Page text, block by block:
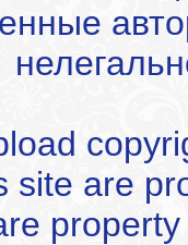
site are